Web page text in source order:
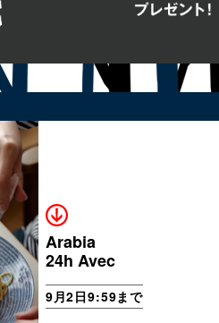
Arabia
24h Avec
9月2日9:59まで